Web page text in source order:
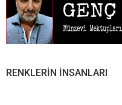
RENKLERİN İNSANLARI